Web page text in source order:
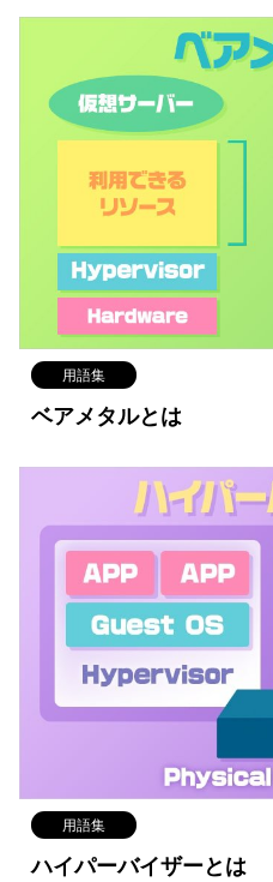
用語集
ベアメタルとは
用語集
ハイパーバイザーとは